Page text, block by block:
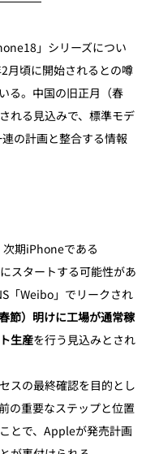
」シリーズについ
月頃に開始されるとの噂
る。中国の旧正月（春
れる見込みで、標準モデ
の計画と整合する情報
期iPhoneである
スタートする可能性があ
「Weibo」でリークされ
節）明けに工場が通常稼
生産を行う見込みとされ
スの最終確認を目的とし
の重要なステップと位置
とで、Appleが発売計画